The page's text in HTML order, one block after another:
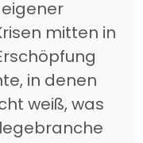
mitten in
in denen
weiß, was